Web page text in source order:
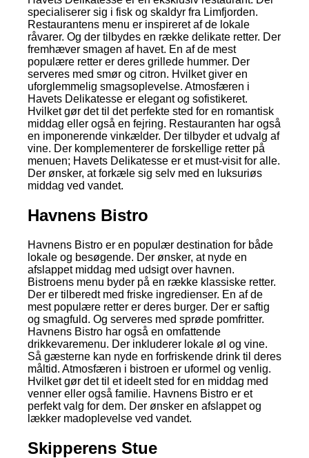
specialiserer sig i fisk og skaldyr fra Limfjorden.
Restaurantens menu er inspireret af de lokale
råvarer. Og der tilbydes en række delikate retter. Der
fremhæver smagen af havet. En af de mest
populære retter er deres grillede hummer. Der
serveres med smør og citron. Hvilket giver en
uforglemmelig smagsoplevelse. Atmosfæren i
Havets Delikatesse er elegant og sofistikeret.
Hvilket gør det til det perfekte sted for en romantisk
middag eller også en fejring. Restauranten har også
en imponerende vinkælder. Der tilbyder et udvalg af
vine. Der komplementerer de forskellige retter på
menuen; Havets Delikatesse er et must-visit for alle.
Der ønsker, at forkæle sig selv med en luksuriøs
middag ved vandet.
Havnens Bistro
Havnens Bistro er en populær destination for både
lokale og besøgende. Der ønsker, at nyde en
afslappet middag med udsigt over havnen.
Bistroens menu byder på en række klassiske retter.
Der er tilberedt med friske ingredienser. En af de
mest populære retter er deres burger. Der er saftig
og smagfuld. Og serveres med sprøde pomfritter.
Havnens Bistro har også en omfattende
drikkevaremenu. Der inkluderer lokale øl og vine.
Så gæsterne kan nyde en forfriskende drink til deres
måltid. Atmosfæren i bistroen er uformel og venlig.
Hvilket gør det til et ideelt sted for en middag med
venner eller også familie. Havnens Bistro er et
perfekt valg for dem. Der ønsker en afslappet og
lækker madoplevelse ved vandet.
Skipperens Stue